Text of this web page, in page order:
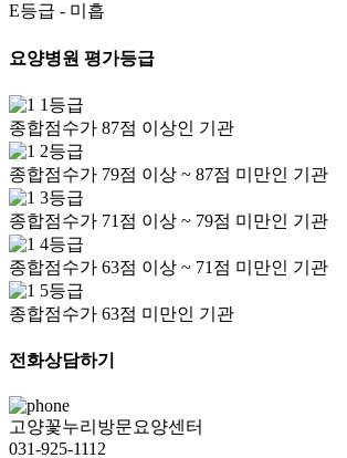
E등급 - 미흡
요양병원 평가등급
1등급
종합점수가 87점 이상인 기관
2등급
종합점수가 79점 이상 ~ 87점 미만인 기관
3등급
종합점수가 71점 이상 ~ 79점 미만인 기관
4등급
종합점수가 63점 이상 ~ 71점 미만인 기관
5등급
종합점수가 63점 미만인 기관
전화상담하기
고양꽃누리방문요양센터
031-925-1112